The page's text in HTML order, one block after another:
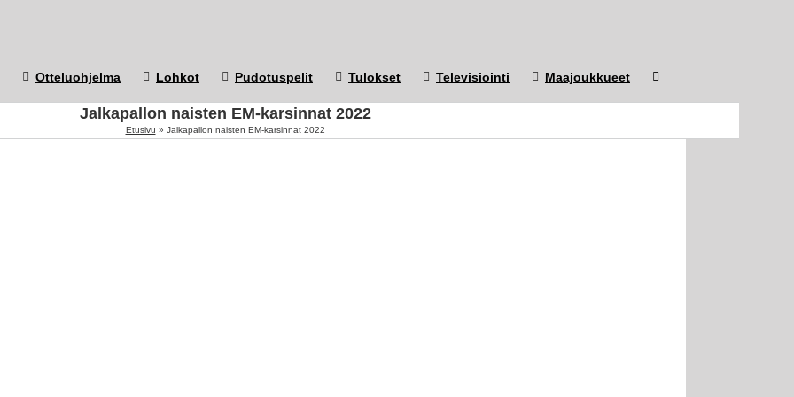
Otteluohjelma Lohkot Pudotuspelit Tulokset Televisiointi Maajoukkueet
Jalkapallon naisten EM-karsinnat 2022
Etusivu » Jalkapallon naisten EM-karsinnat 2022